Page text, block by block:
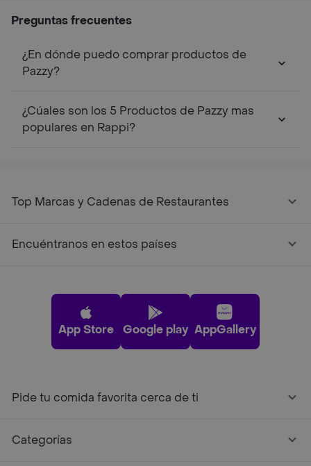
Preguntas frecuentes
¿En dónde puedo comprar productos de
Pazzy?
¿Cúales son los 5 Productos de Pazzy mas
populares en Rappi?
Top Marcas y Cadenas de Restaurantes
Encuéntranos en estos países
App Store Google play AppGallery
Pide tu comida favorita cerca de ti
Categorías